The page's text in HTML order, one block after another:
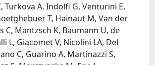
Turkova A, Indolfi G, Venturini E,
T, Hainaut M, Van der
C, Mantzsch K, Baumann U, de
L, Giacomet V, Nicolini LA, Del
C, Guarino A, Martinazzi S,